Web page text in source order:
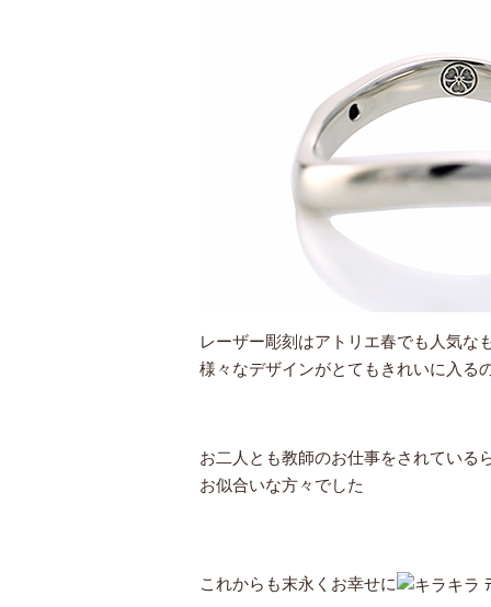
レーザー彫刻はアトリエ春でも人気な
様々なデザインがとてもきれいに入る
お二人とも教師のお仕事をされている
お似合いな方々でした
これからも末永くお幸せに